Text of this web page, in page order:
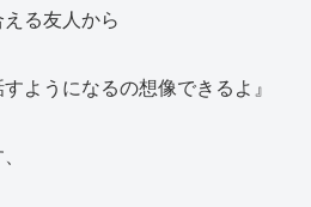
る友人から
ようになるの想像できるよ』